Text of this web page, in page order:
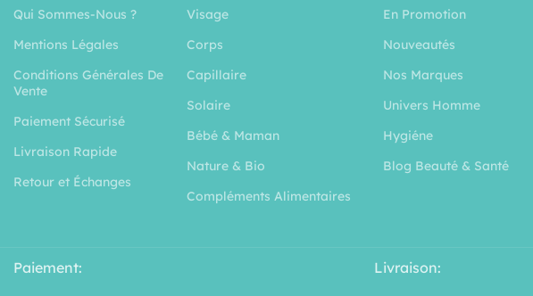
Qui Sommes-Nous ?
Mentions Légales
Conditions Générales De
Vente
Paiement Sécurisé
Livraison Rapide
Retour et Échanges
Visage
Corps
Capillaire
Solaire
Bébé & Maman
Nature & Bio
Compléments Alimentaires
En Promotion
Nouveautés
Nos Marques
Univers Homme
Hygiéne
Blog Beauté & Santé
Paiement: Livraison: